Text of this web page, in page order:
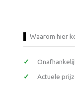
Waarom hier
Actuele